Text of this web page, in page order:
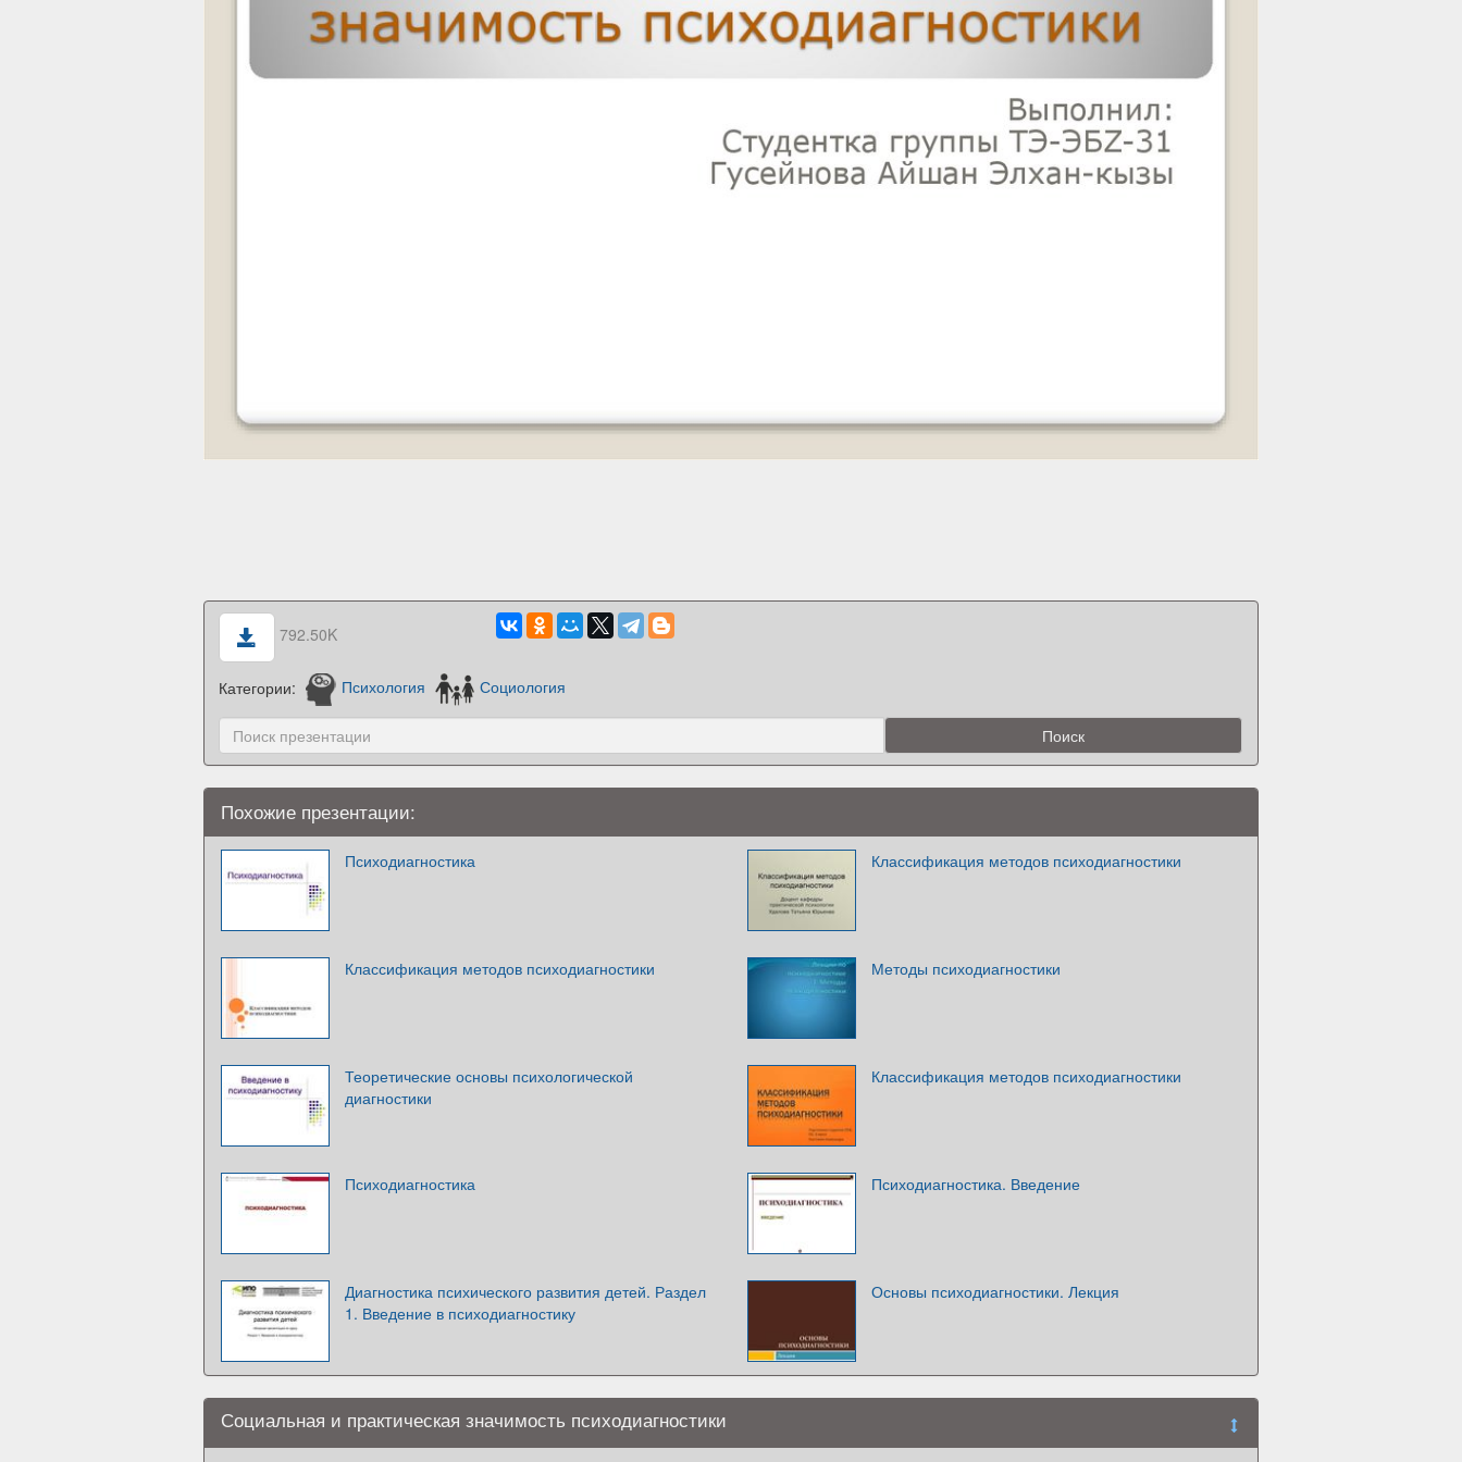
792.50K
Категории: Психология Социология
Похожие презентации:
Психодиагностика Классификация методов психодиагностики
Классификация методов психодиагностики Методы психодиагностики
Теоретические основы психологической
диагностики
Классификация методов психодиагностики
Психодиагностика Психодиагностика. Введение
Диагностика психического развития детей. Раздел
1. Введение в психодиагностику
Основы психодиагностики. Лекция
Социальная и практическая значимость психодиагностики